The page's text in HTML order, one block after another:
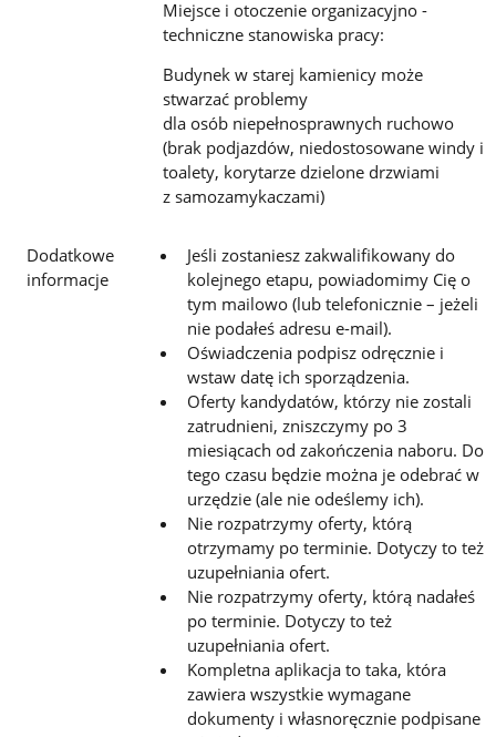
Miejsce i otoczenie organizacyjno -
techniczne stanowiska pracy:
Budynek w starej kamienicy może
stwarzać problemy
dla osób niepełnosprawnych ruchowo
(brak podjazdów, niedostosowane windy i
toalety, korytarze dzielone drzwiami
z samozamykaczami)
Dodatkowe
informacje
Jeśli zostaniesz zakwalifikowany do
kolejnego etapu, powiadomimy Cię o
tym mailowo (lub telefonicznie – jeżeli
nie podałeś adresu e-mail).
Oświadczenia podpisz odręcznie i
wstaw datę ich sporządzenia.
Oferty kandydatów, którzy nie zostali
zatrudnieni, zniszczymy po 3
miesiącach od zakończenia naboru. Do
tego czasu będzie można je odebrać w
urzędzie (ale nie odeślemy ich).
Nie rozpatrzymy oferty, którą
otrzymamy po terminie. Dotyczy to też
uzupełniania ofert.
Nie rozpatrzymy oferty, którą nadałeś
po terminie. Dotyczy to też
uzupełniania ofert.
Kompletna aplikacja to taka, która
zawiera wszystkie wymagane
dokumenty i własnoręcznie podpisane